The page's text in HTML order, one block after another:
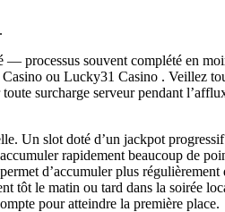
processus souvent complété en
ou Lucky31 Casino . Veillez
surcharge serveur pendant
Un slot doté d’un jackpot
rapidement beaucoup de
d’accumuler plus régulièrement
tôt le matin ou tard dans la soirée
pour atteindre la première place.